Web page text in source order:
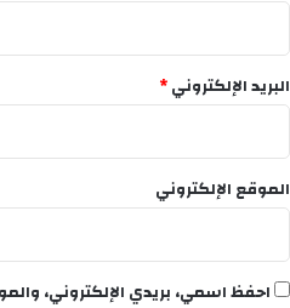
البريد الإلكتروني*
الموقع الإلكتروني
احفظ اسمي، بريدي الإلكتروني،